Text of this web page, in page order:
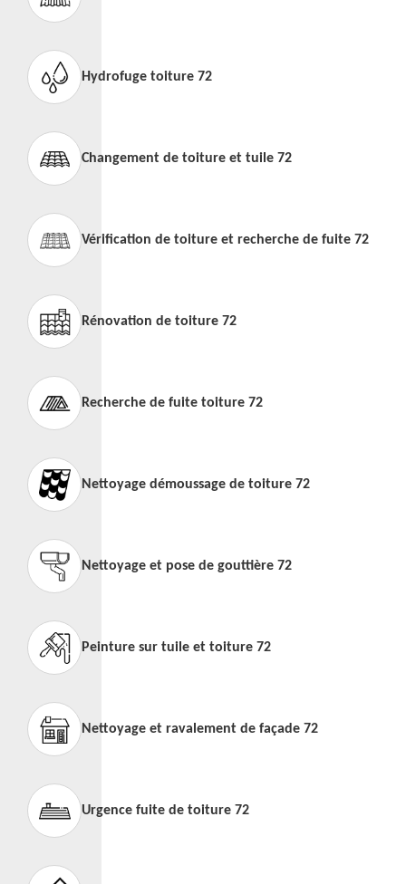
Hydrofuge toiture 72
Changement de toiture et tuile 72
Vérification de toiture et recherche de fuite 72
Rénovation de toiture 72
Recherche de fuite toiture 72
Nettoyage démoussage de toiture 72
Nettoyage et pose de gouttière 72
Peinture sur tuile et toiture 72
Nettoyage et ravalement de façade 72
Urgence fuite de toiture 72